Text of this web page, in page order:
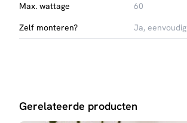
Max. wattage
60
Zelf monteren?
Ja, eenvoudig
Gerelateerde producten